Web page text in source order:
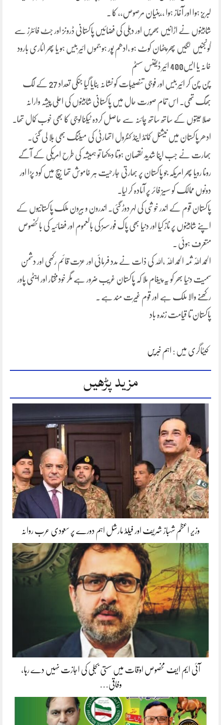
لبریز ہوا اور آغاز ہوا ،،بنیان مرصوص،، کا ۔
شاہینوں نے اڑانیں بھریں اور دہلی کی فضائیں پاکستانی ڈرونز اور جٹ فائٹرز سے
گونجنیں لگیں پھر پٹھان کوٹ ہو ،ادھم پور ہو جموں ائیر بیس ہو یا پھر اٹاری بارود
خانہ یا ایس400 ائیر ڈیفنس سسٹم
چن چن کر ائیر بیس اور فوجی تنصیبات کو نشانہ بنایا گیا جنکی تعداد 27 کے لگ
بھگ تھی۔ اس تمام صورت حال میں پاکستانی شاہینوں کی اعلی پیشہ وارانہ
صلاحیتوں کے ساتھ ساتھ چائنہ سے حاصل کردہ ٹیکنالوجی کا بھی خوب کمال تھا۔
ادھر پاکستان میں نیشنل کمانڈ اینڈ کنٹرول اتھارٹی کی میٹنگ بھی بلا لی گئی۔
بھارت نے جب اپنا شدید نقصان ہوتا دیکھا تو ہمیشہ کی طرح امریکی کے آگے
رونا رویا پھر امریکہ جو پاکستان پر بھارتی جارحیت ہر خاموش تھا بیچ میں کود پڑا اور
دونوں ممالک کو سسیز فائر پر آمادہ کر لیا۔
پاکستان قوم کے اندر خوشی کی لہر دوڑ گئی۔ اندرون و بیرون ملک پاکستانیوں کے
اپنے شاہینوں پر ناز کیا اور دنیا بھی پاک فورسسز کی بالعموم اور فضائیہ کی بالخصوص
متعرف ہوئی ۔
الحمد اللّٰہ ثمہ الحمد اللّٰہ ،اللہ کی ذات نے مدد فرمائی اور عزت قائم رکھی اور دشمن
سمیت دنیا بھر کو یہ پیغام ملا کہ پاکستان غریب ضرور ہے مگر خودمختار اور ایٹمی پاور
رکھنے والا ملک ہے اور قوم غیرت مند ہے ۔
پاکستان تا قیامت زندہ باد
کیٹاگری میں : اہم خبریں
مزید پڑھیں
وزیر اعظم شہباز شریف اور فیلڈ مارشل اہم دورے پر سعودی عرب روانہ
آئی ایم ایف مخصوص اوقات میں سستی بجلی کی اجازت نہیں دے رہا،
وفاقی…